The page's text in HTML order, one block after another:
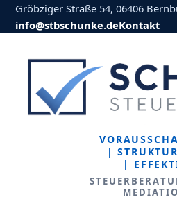
Gröbziger Straße 54, 06406
info@stbschunke.deKontakt
|
|